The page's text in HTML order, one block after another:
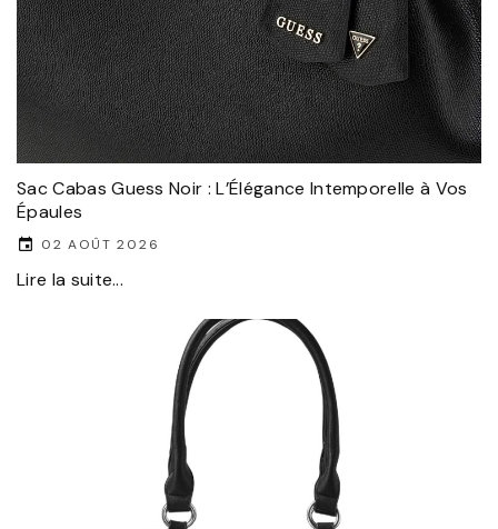
Sac Cabas Guess Noir : L’Élégance Intemporelle à Vos
Épaules
02 AOÛT 2026
Lire la suite...